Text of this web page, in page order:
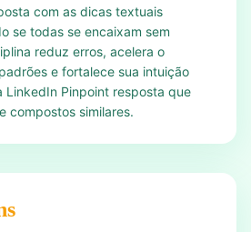
com as dicas textuais
se todas se encaixam sem
reduz erros, acelera o
e fortalece sua intuição
LinkedIn Pinpoint resposta que
compostos similares.